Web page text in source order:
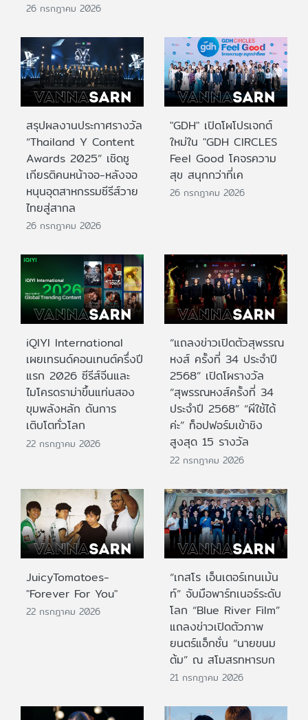
26 กรกฎาคม 2026
สรุปผลงานประกาศรางวัล
“Thailand Y Content
Awards 2025” เชิดชู
เกียรติคนหน้าจอ-หลังจอ
หนุนอุตสาหกรรมซีรีส์วาย
ไทยสู่สากล
26 กรกฎาคม 2026
"GDH" เปิดโผโปรเจกต์
ใหม่ใน "GDH CIRCLES
Feel Good โคจรความ
สุข สนุกกว่าที่เค
26 กรกฎาคม 2026
iQIYI International
เผยเทรนด์คอนเทนต์ครึ่งปี
แรก 2026 ซีรีส์จีนและ
ไมโครดราม่าขึ้นแท่นสอง
ขุมพลังหลัก ดันการ
เติบโตทั่วโลก
22 กรกฎาคม 2026
“แถลงข่าวเปิดตัวสุพรรณ
หงส์ ครั้งที่ 34 ประจำปี
2568” เปิดโผรางวัล
“สุพรรณหงส์ครั้งที่ 34
ประจำปี 2568” “ผีใช้ได้
ค่ะ” ท็อปฟอร์มเข้าชิง
สูงสุด 15 รางวัล
22 กรกฎาคม 2026
JuicyTomatoes-
"Forever For You"
22 กรกฎาคม 2026
“เกสโร เอ็นเตอร์เทนเม้น
ท์” จับมือพาร์ทเนอร์ระดับ
โลก “Blue River Film”
แถลงข่าวเปิดตัวภาพ
ยนตร์แอ็กชั่น “นายขนม
ต้ม” ณ สโมสรทหารบก
21 กรกฎาคม 2026